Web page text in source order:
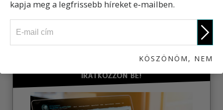
IRATKOZZON BE!
kapja meg a legfrissebb híreket e‑mailben.
KÖSZÖNÖM, NEM